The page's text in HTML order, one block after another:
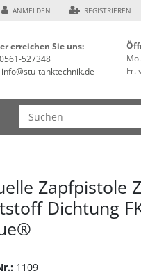
***
ANMELDEN REGISTRIEREN
erreichen Sie uns:
0561-527348
info@stu-tanktechnik.de
Fr.
Zapfpistole
Dichtung
1109